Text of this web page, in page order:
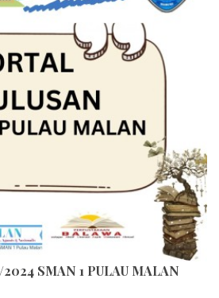
SMAN 1 PULAU MALAN